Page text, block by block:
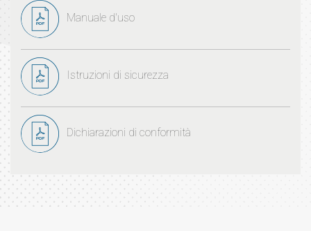
Manuale d'uso
Istruzioni di sicurezza
Dichiarazioni di conformità